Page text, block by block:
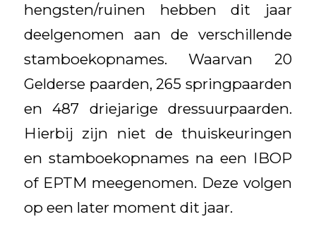
hengsten/ruinen hebben dit jaar
deelgenomen aan de verschillende
stamboekopnames. Waarvan 20
Gelderse paarden, 265 springpaarden
en 487 driejarige dressuurpaarden.
Hierbij zijn niet de thuiskeuringen
en stamboekopnames na een IBOP
of EPTM meegenomen. Deze volgen
op een later moment dit jaar.